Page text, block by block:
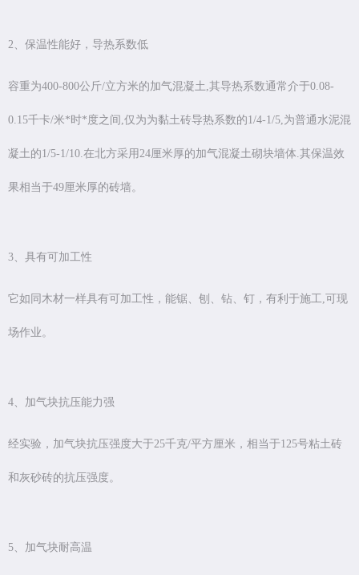
2、保温性能好，导热系数低
容重为400-800公斤/立方米的加气混凝土,其导热系数通常介于0.08-
0.15千卡/米*时*度之间,仅为为黏土砖导热系数的1/4-1/5,为普通水泥混
凝土的1/5-1/10.在北方采用24厘米厚的加气混凝土砌块墙体.其保温效
果相当于49厘米厚的砖墙。
3、具有可加工性
它如同木材一样具有可加工性，能锯、刨、钻、钉，有利于施工,可现
场作业。
4、加气块抗压能力强
经实验，加气块抗压强度大于25千克/平方厘米，相当于125号粘土砖
和灰砂砖的抗压强度。
5、加气块耐高温